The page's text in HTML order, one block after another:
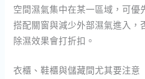
空間濕氣集中在某一區域，可優
搭配關窗與減少外部濕氣進入，
除濕效果會打折扣。
衣櫃、鞋櫃與儲藏間尤其要注意